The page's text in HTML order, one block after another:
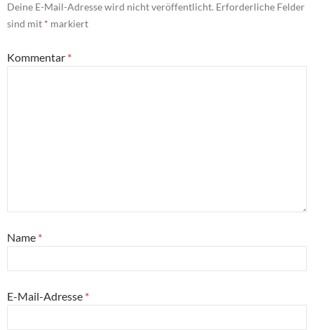
Deine E-Mail-Adresse wird nicht veröffentlicht. Erforderliche Felder
sind mit * markiert
Kommentar *
Name *
E-Mail-Adresse *